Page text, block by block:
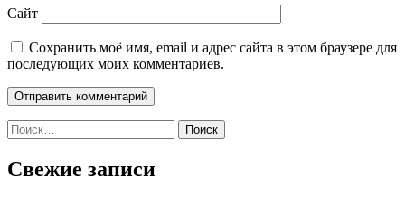
Сайт
Сохранить моё имя, email и адрес сайта в этом браузере для
последующих моих комментариев.
Найти:
Свежие записи